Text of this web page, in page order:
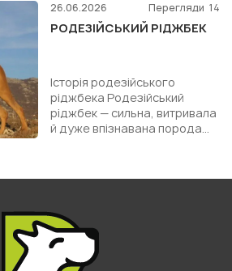
26.06.2026 Перегляди 14
РОДЕЗІЙСЬКИЙ РІДЖБЕК
Історія родезійського
ріджбека Родезійський
ріджбек — сильна, витривала
й дуже впізнавана порода